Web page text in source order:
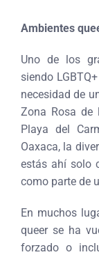
Ambientes
Uno de los
siendo
necesidad de
Zona Rosa de
Playa del
Oaxaca, la
estás ahí solo
como parte de
En muchos
queer se ha
forzado o